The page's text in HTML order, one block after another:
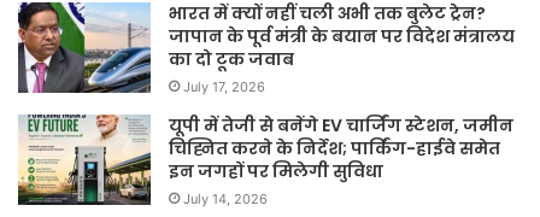
भारत में क्यों नहीं चली अभी तक बुलेट ट्रेन?
जापान के पूर्व मंत्री के बयान पर विदेश मंत्रालय
का दो टूक जवाब
July 17, 2026
यूपी में तेजी से बनेंगे EV चार्जिंग स्टेशन, जमीन
चिह्नित करने के निर्देश; पार्किंग-हाईवे समेत
इन जगहों पर मिलेगी सुविधा
July 14, 2026